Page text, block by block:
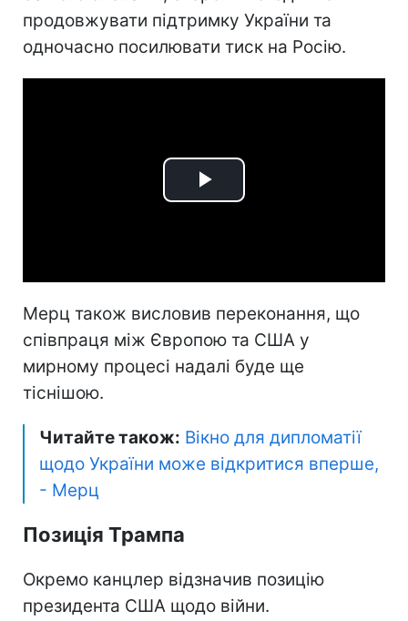
продовжувати підтримку України та
одночасно посилювати тиск на Росію.
Play
Мерц також висловив переконання, що
співпраця між Європою та США у
мирному процесі надалі буде ще
тіснішою.
Читайте також: Вікно для дипломатії
щодо України може відкритися вперше,
- Мерц
Позиція Трампа
Окремо канцлер відзначив позицію
президента США щодо війни.